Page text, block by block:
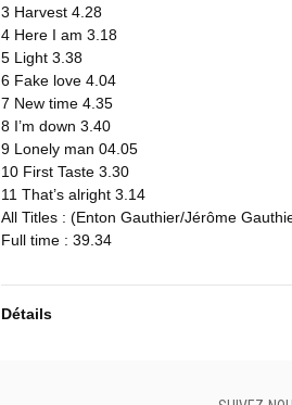
3 Harvest 4.28
4 Here I am 3.18
5 Light 3.38
6 Fake love 4.04
7 New time 4.35
8 I’m down 3.40
9 Lonely man 04.05
10 First Taste 3.30
11 That’s alright 3.14
All Titles : (Enton Gauthier/Jérôme
Full time : 39.34
Détails